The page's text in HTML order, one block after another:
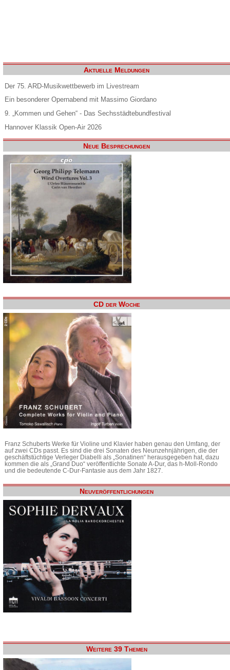
Aktuelle Meldungen
Der 75. ARD-Musikwettbewerb im Livestream
Ein besonderer Opernabend mit Massimo Giordano
9. „Kommen und Gehen“ - Das Sechsstädtebundfestival
Hannover Klassik Open-Air 2026
Neue Besprechungen
CD der Woche
Franz Schuberts Werke für Violine und Klavier haben genau den Umfang, der
auf zwei CDs passt. Es sind die drei Sonaten des Neunzehnjährigen, die der
geschäftstüchtige Verleger Diabelli als „Sonatinen“ herausgegeben hat, dazu
kommen die als „Grand Duo“ veröffentlichte Sonate A-Dur, das h-Moll-Rondo
und die bedeutende C-Dur-Fantasie aus dem Jahr 1827.
Neuveröffentlichungen
Weitere 39 Themen